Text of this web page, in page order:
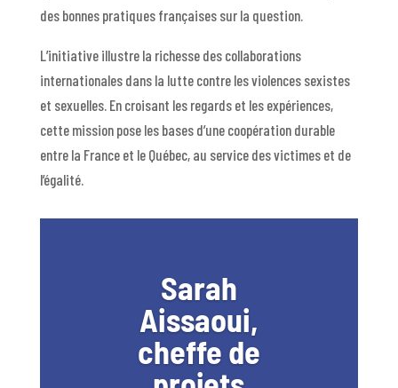
des bonnes pratiques françaises sur la question.
L’initiative illustre la richesse des collaborations
internationales dans la lutte contre les violences sexistes
et sexuelles. En croisant les regards et les expériences,
cette mission pose les bases d’une coopération durable
entre la France et le Québec, au service des victimes et de
l’égalité.
Sarah
Aissaoui,
cheffe de